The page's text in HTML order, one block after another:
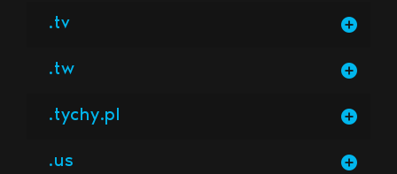
.tv
.tw
.tychy.pl
.us